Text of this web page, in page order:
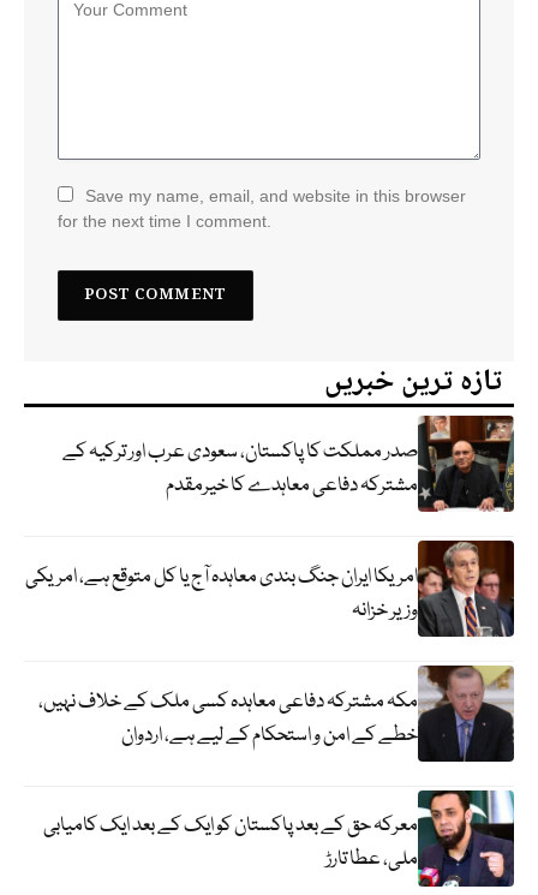
Save my name, email, and website in this browser
for the next time I comment.
تازہ ترین خبریں
صدر مملکت کا پاکستان، سعودی عرب اور ترکیہ کے
مشترکہ دفاعی معاہدے کا خیرمقدم
امریکا ایران جنگ بندی معاہدہ آج یا کل متوقع ہے، امریکی
وزیر خزانہ
مکہ مشترکہ دفاعی معاہدہ کسی ملک کے خلاف نہیں،
خطے کے امن و استحکام کے لیے ہے، اردوان
معرکہ حق کے بعد پاکستان کو ایک کے بعد ایک کامیابی
ملی، عطا تارڑ